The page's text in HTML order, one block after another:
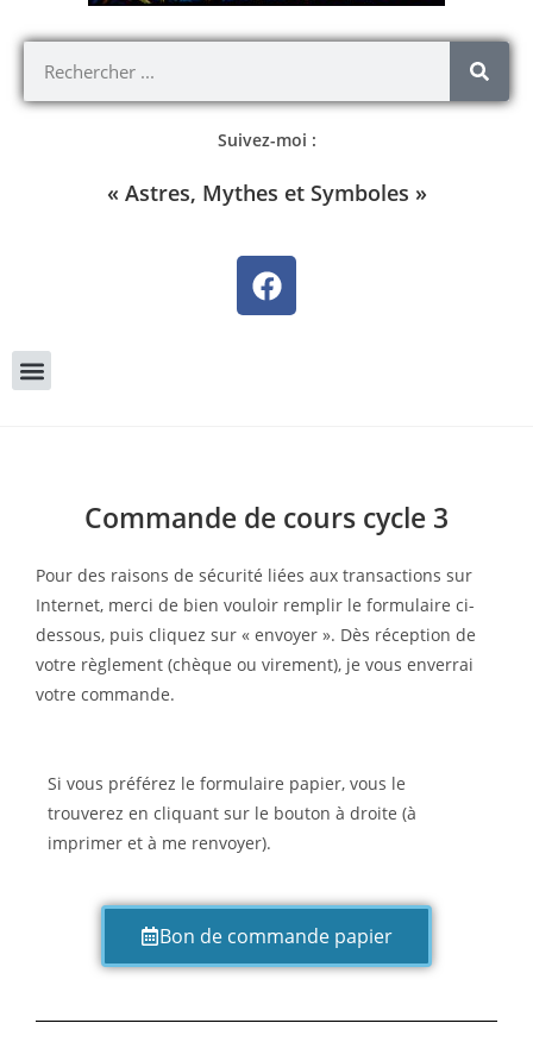
Suivez-moi :
« Astres, Mythes et Symboles »
Commande de cours cycle 3
Pour des raisons de sécurité liées aux transactions sur
Internet, merci de bien vouloir remplir le formulaire ci-
dessous, puis cliquez sur « envoyer ». Dès réception de
votre règlement (chèque ou virement), je vous enverrai
votre commande.
Si vous préférez le formulaire papier, vous le
trouverez en cliquant sur le bouton à droite (à
imprimer et à me renvoyer).
Bon de commande papier